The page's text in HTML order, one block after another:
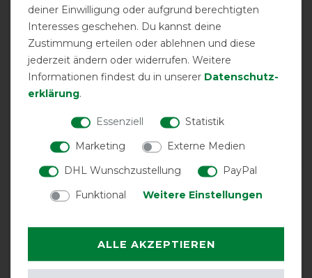
product experience
Positive
Neutral
0%
LATEST REVIEWS
02.01.2026
noch nichts sagen, mein Pony fand es aber angenehm.
deiner Einwilligung oder aufgrund berechtigten
Interesses geschehen. Du kannst deine
Zustimmung erteilen oder ablehnen und diese
jederzeit ändern oder widerrufen. Weitere
Informationen findest du in unserer Daten­schutz­
erklärung.
Essenziell
Statistik
Marketing
Externe Medien
DHL Wunschzustellung
PayPal
Funktional
Weitere Einstellungen
ALLE AKZEPTIEREN